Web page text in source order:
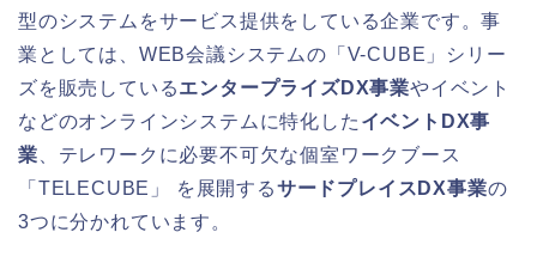
型のシステムをサービス提供をしている企業です。事
業としては、WEB会議システムの「V-CUBE」シリー
ズを販売しているエンタープライズDX事業やイベント
などのオンラインシステムに特化した イベントDX事
業 、テレワークに必要不可欠な個室ワークブース
「TELECUBE」 を展開するサードプレイスDX事業の
3つに分かれています。